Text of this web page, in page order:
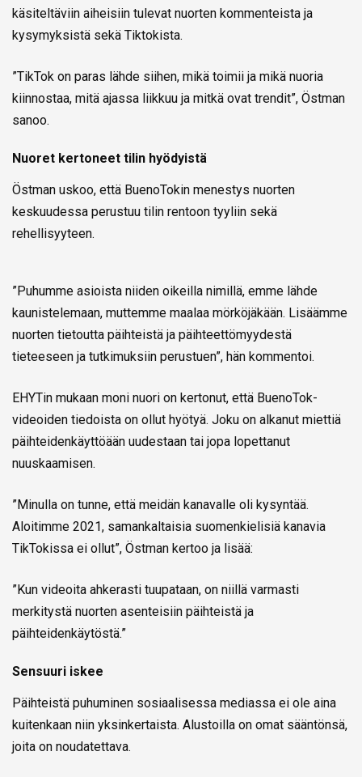
käsiteltäviin aiheisiin tulevat nuorten kommenteista ja
kysymyksistä sekä Tiktokista.
”TikTok on paras lähde siihen, mikä toimii ja mikä nuoria
kiinnostaa, mitä ajassa liikkuu ja mitkä ovat trendit”, Östman
sanoo.
Nuoret kertoneet tilin hyödyistä
Östman uskoo, että BuenoTokin menestys nuorten
keskuudessa perustuu tilin rentoon tyyliin sekä
rehellisyyteen.
”Puhumme asioista niiden oikeilla nimillä, emme lähde
kaunistelemaan, muttemme maalaa mörköjäkään. Lisäämme
nuorten tietoutta päihteistä ja päihteettömyydestä
tieteeseen ja tutkimuksiin perustuen”, hän kommentoi.
EHYTin mukaan moni nuori on kertonut, että BuenoTok-
videoiden tiedoista on ollut hyötyä. Joku on alkanut miettiä
päihteidenkäyttöään uudestaan tai jopa lopettanut
nuuskaamisen.
”Minulla on tunne, että meidän kanavalle oli kysyntää.
Aloitimme 2021, samankaltaisia suomenkielisiä kanavia
TikTokissa ei ollut”, Östman kertoo ja lisää:
”Kun videoita ahkerasti tuupataan, on niillä varmasti
merkitystä nuorten asenteisiin päihteistä ja
päihteidenkäytöstä.”
Sensuuri iskee
Päihteistä puhuminen sosiaalisessa mediassa ei ole aina
kuitenkaan niin yksinkertaista. Alustoilla on omat sääntönsä,
joita on noudatettava.